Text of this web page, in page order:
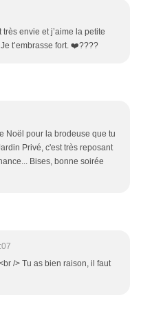
envie et j’aime la petite
t’embrasse fort. ❤️????
Noël pour la brodeuse que tu
Privé, c'est très reposant
Bises, bonne soirée
/> Tu as bien raison, il faut